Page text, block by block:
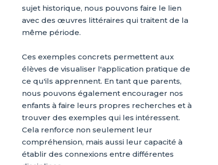
sujet historique, nous pouvons faire le lien
avec des œuvres littéraires qui traitent de la
même période.
Ces exemples concrets permettent aux
élèves de visualiser l'application pratique de
ce qu'ils apprennent. En tant que parents,
nous pouvons également encourager nos
enfants à faire leurs propres recherches et à
trouver des exemples qui les intéressent.
Cela renforce non seulement leur
compréhension, mais aussi leur capacité à
établir des connexions entre différentes